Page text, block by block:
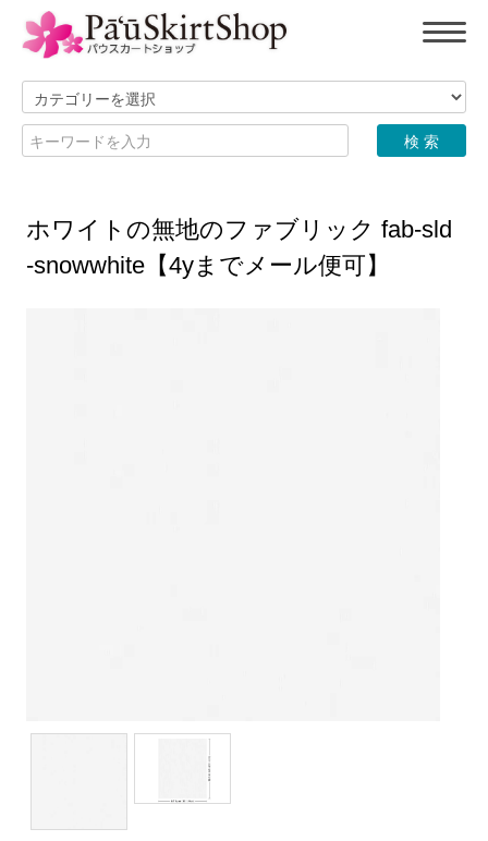
ホワイトの無地のファブリック fab-sld
-snowwhite【4yまでメール便可】